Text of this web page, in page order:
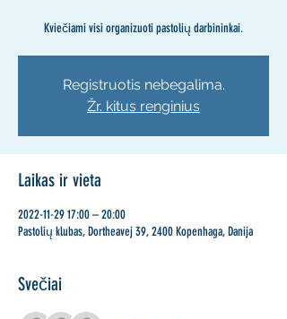
Kviečiami visi organizuoti pastolių darbininkai.
Registruotis nebegalima.
Žr. kitus renginius
Laikas ir vieta
2022-11-29 17:00 – 20:00
Pastolių klubas, Dortheavej 39, 2400 Kopenhaga, Danija
Svečiai